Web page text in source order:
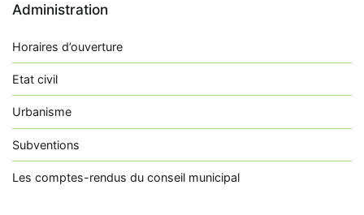
Administration
Horaires d’ouverture
Etat civil
Urbanisme
Subventions
Les comptes-rendus du conseil municipal